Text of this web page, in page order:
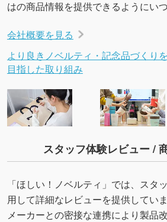
はの商品情報を提供できるようにい
会社概要を見る
より良きノベルティ・記念品づくりを
目指した取り組み
スタッフ体験レビュー /
「ほしい！ノベルティ」では、スタ
用して詳細なレビューを提供していま
メーカーとの密接な連携により製品